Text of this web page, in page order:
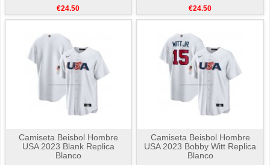
€24.50 €24.50
Camiseta Beisbol Hombre
USA 2023 Blank Replica
Blanco
Camiseta Beisbol Hombre
USA 2023 Bobby Witt Replica
Blanco